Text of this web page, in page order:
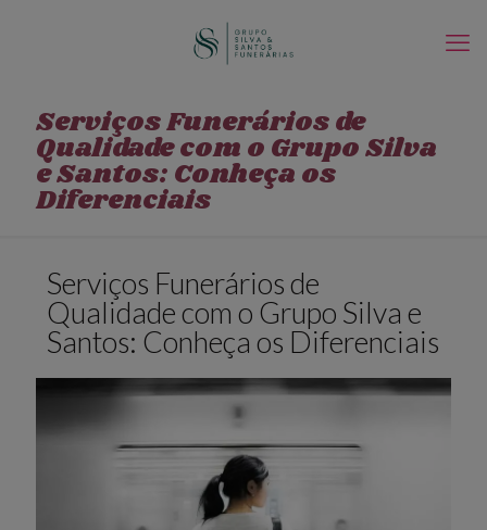
Serviços Funerários de
Qualidade com o Grupo Silva
e Santos: Conheça os
Diferenciais
Serviços Funerários de
Qualidade com o Grupo Silva e
Santos: Conheça os Diferenciais